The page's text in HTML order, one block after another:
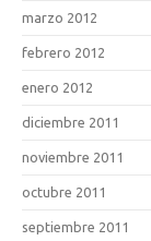
marzo 2012
febrero 2012
enero 2012
diciembre 2011
noviembre 2011
octubre 2011
septiembre 2011